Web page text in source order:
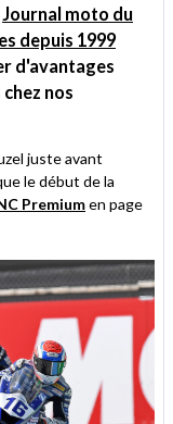
Journal moto du
depuis 1999
d'avantages
nos
juste avant
le début de la
Premiumen page